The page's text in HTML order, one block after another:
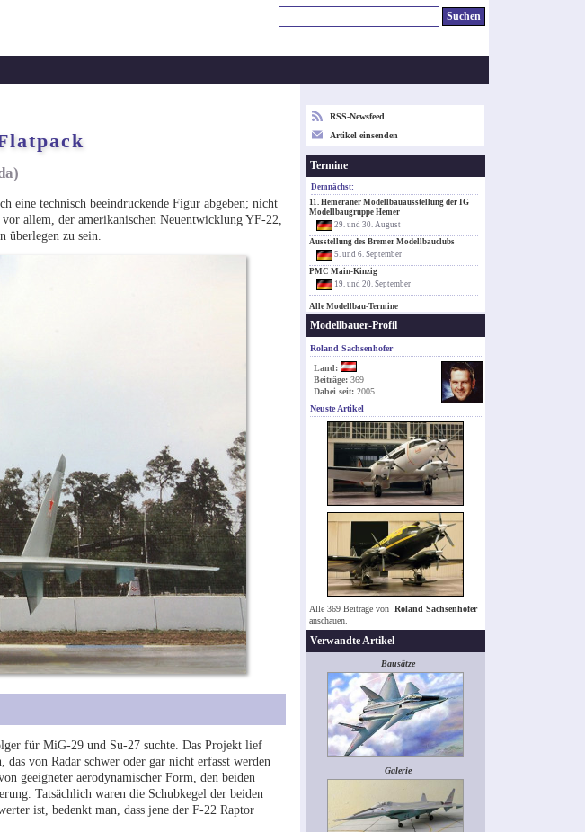
eine technisch beeindruckende Figur abgeben; nicht
allem, der amerikanischen Neuentwicklung YF-22,
überlegen zu sein.
für MiG-29 und Su-27 suchte. Das Projekt lief
von Radar schwer oder gar nicht erfasst werden
geeigneter aerodynamischer Form, den beiden
Tatsächlich waren die Schubkegel der beiden
ist, bedenkt man, dass jene der F-22 Raptor
RSS-Newsfeed
Artikel einsenden
Termine
Demnächst:
11. Hemeraner Modellbauausstellung der IG
Modellbaugruppe Hemer
29. und 30. August
Ausstellung des Bremer Modellbauclubs
5. und 6. September
PMC Main-Kinzig
19. und 20. September
Alle Modellbau-Termine
Modellbauer-Profil
Roland Sachsenhofer
Land:
Beiträge: 369
Dabei seit: 2005
Neuste Artikel
Alle 369 Beiträge von Roland Sachsenhofer
anschauen.
Verwandte Artikel
Bausätze
Galerie